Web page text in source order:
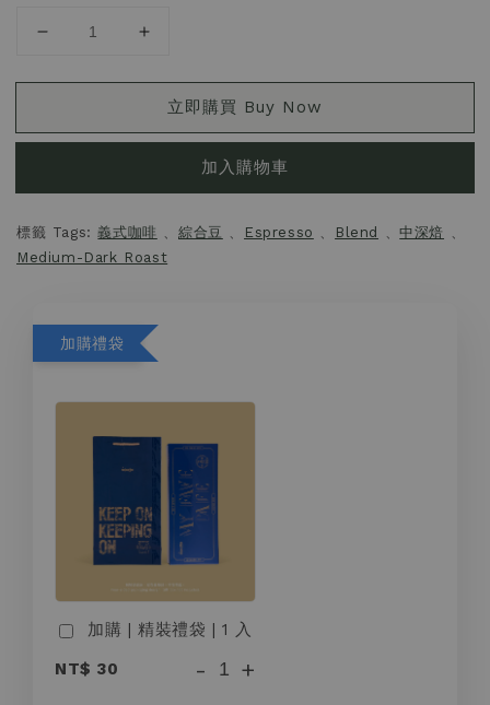
立即購買 Buy Now
加入購物車
標籤 Tags:義式咖啡 、綜合豆 、 Espresso 、 Blend 、中深焙
、
Medium-Dark Roast
加購禮袋
加購 | 精裝禮袋 | 1 入
NT$ 30
- +